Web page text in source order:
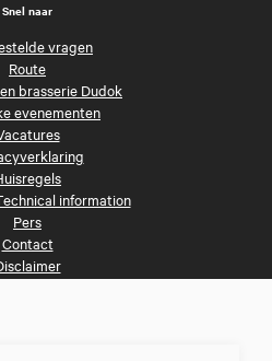
Snel naar
vragen
Route
brasserie Dudok
evenementen
information
Pers
Contact